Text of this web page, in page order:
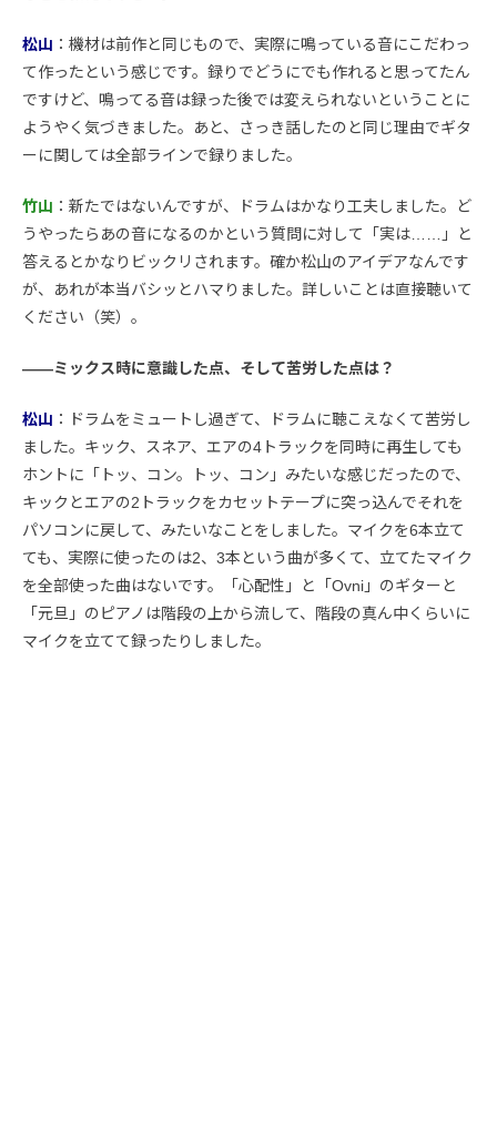
松山 ：機材は前作と同じもので、実際に鳴っている音にこだわっ
て作ったという感じです。録りでどうにでも作れると思ってたん
ですけど、鳴ってる音は録った後では変えられないということに
ようやく気づきました。あと、さっき話したのと同じ理由でギタ
ーに関しては全部ラインで録りました。
竹山 ：新たではないんですが、ドラムはかなり工夫しました。ど
うやったらあの音になるのかという質問に対して「実は……」と
答えるとかなりビックリされます。確か松山のアイデアなんです
が、あれが本当バシッとハマりました。詳しいことは直接聴いて
ください（笑）。
――ミックス時に意識した点、そして苦労した点は？
松山 ：ドラムをミュートし過ぎて、ドラムに聴こえなくて苦労し
ました。キック、スネア、エアの4トラックを同時に再生しても
ホントに「トッ、コン。トッ、コン」みたいな感じだったので、
キックとエアの2トラックをカセットテープに突っ込んでそれを
パソコンに戻して、みたいなことをしました。マイクを6本立て
ても、実際に使ったのは2、3本という曲が多くて、立てたマイク
を全部使った曲はないです。「心配性」と「Ovni」のギターと
「元旦」のピアノは階段の上から流して、階段の真ん中くらいに
マイクを立てて録ったりしました。